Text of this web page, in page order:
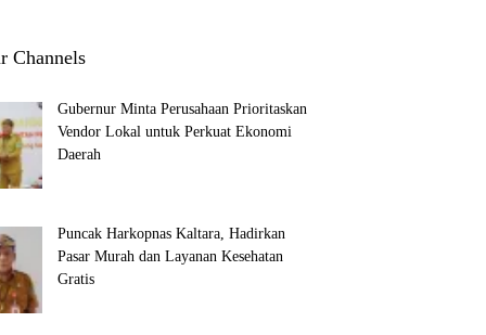
Channels
Gubernur Minta Perusahaan Prioritaskan
Vendor Lokal untuk Perkuat Ekonomi
Daerah
Puncak Harkopnas Kaltara, Hadirkan
Pasar Murah dan Layanan Kesehatan
Gratis